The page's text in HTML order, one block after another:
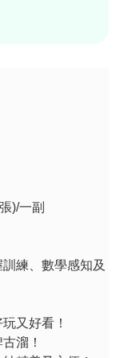
張)/一副
練、數學感知及
又好看！
溜！